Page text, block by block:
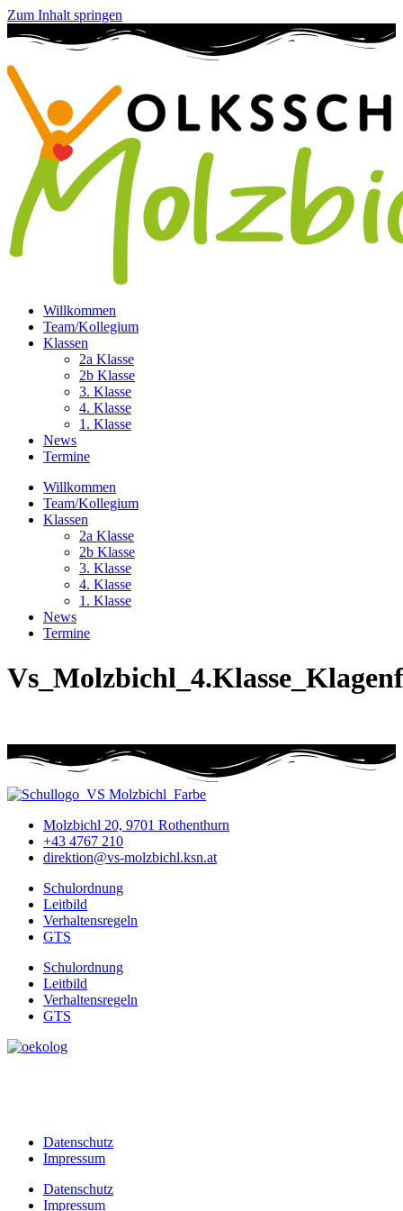
Zum Inhalt springen
Willkommen
Team/Kollegium
Klassen
2a Klasse
2b Klasse
3. Klasse
4. Klasse
1. Klasse
News
Termine
Willkommen
Team/Kollegium
Klassen
2a Klasse
2b Klasse
3. Klasse
4. Klasse
1. Klasse
News
Termine
Molzbichl 20, 9701 Rothenthurn
+43 4767 210
direktion@vs-molzbichl.ksn.at
Schulordnung
Leitbild
Verhaltensregeln
GTS
Schulordnung
Leitbild
Verhaltensregeln
GTS
Datenschutz
Impressum
Datenschutz
Impressum